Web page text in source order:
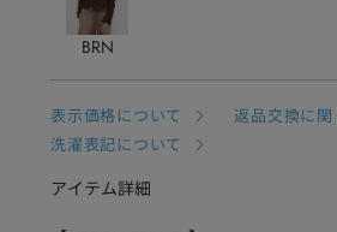
BRN
表示価格について 返品交換に関
洗濯表記について
アイテム詳細